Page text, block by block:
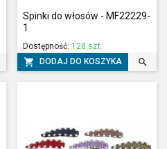
Spinki do włosów - MF22229-
1
Dostępność: 128 szt.
 DODAJ DO KOSZYKA 